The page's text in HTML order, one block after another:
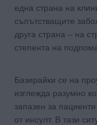
една страна на
съпътстващите
друга страна – на
степента на
Базирайки се на
изглежда разумно
запазен за
от инсулт. В тази